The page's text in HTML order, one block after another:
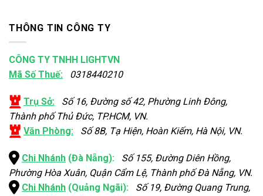
THÔNG TIN CÔNG TY
CÔNG TY TNHH LIGHTVN
Mã Số Thuế: 0318440210
Trụ Sở: Số 16, Đường số 42, Phường Linh Đông,
Thành phố Thủ Đức, TP.HCM, VN.
Văn Phòng: Số 8B, Tạ Hiện, Hoàn Kiếm, Hà Nội, VN.
Chi Nhánh (Đà Nẵng): Số 155, Đường Diên Hồng,
Phường Hòa Xuân, Quận Cẩm Lệ, Thành phố Đà Nẵng, VN.
Chi Nhánh (Quảng Ngãi): Số 19, Đường Quang Trung,